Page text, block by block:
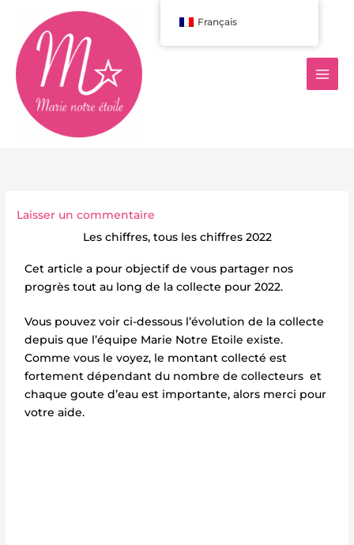
contenu
Laisser un commentaire
Les chiffres, tous les chiffres 2022
Cet article a pour objectif de vous partager nos
progrès tout au long de la collecte pour 2022.
Vous pouvez voir ci-dessous l’évolution de la collecte
depuis que l’équipe Marie Notre Etoile existe.
Comme vous le voyez, le montant collecté est
fortement dépendant du nombre de collecteurs et
chaque goute d’eau est importante, alors merci pour
votre aide.
Français